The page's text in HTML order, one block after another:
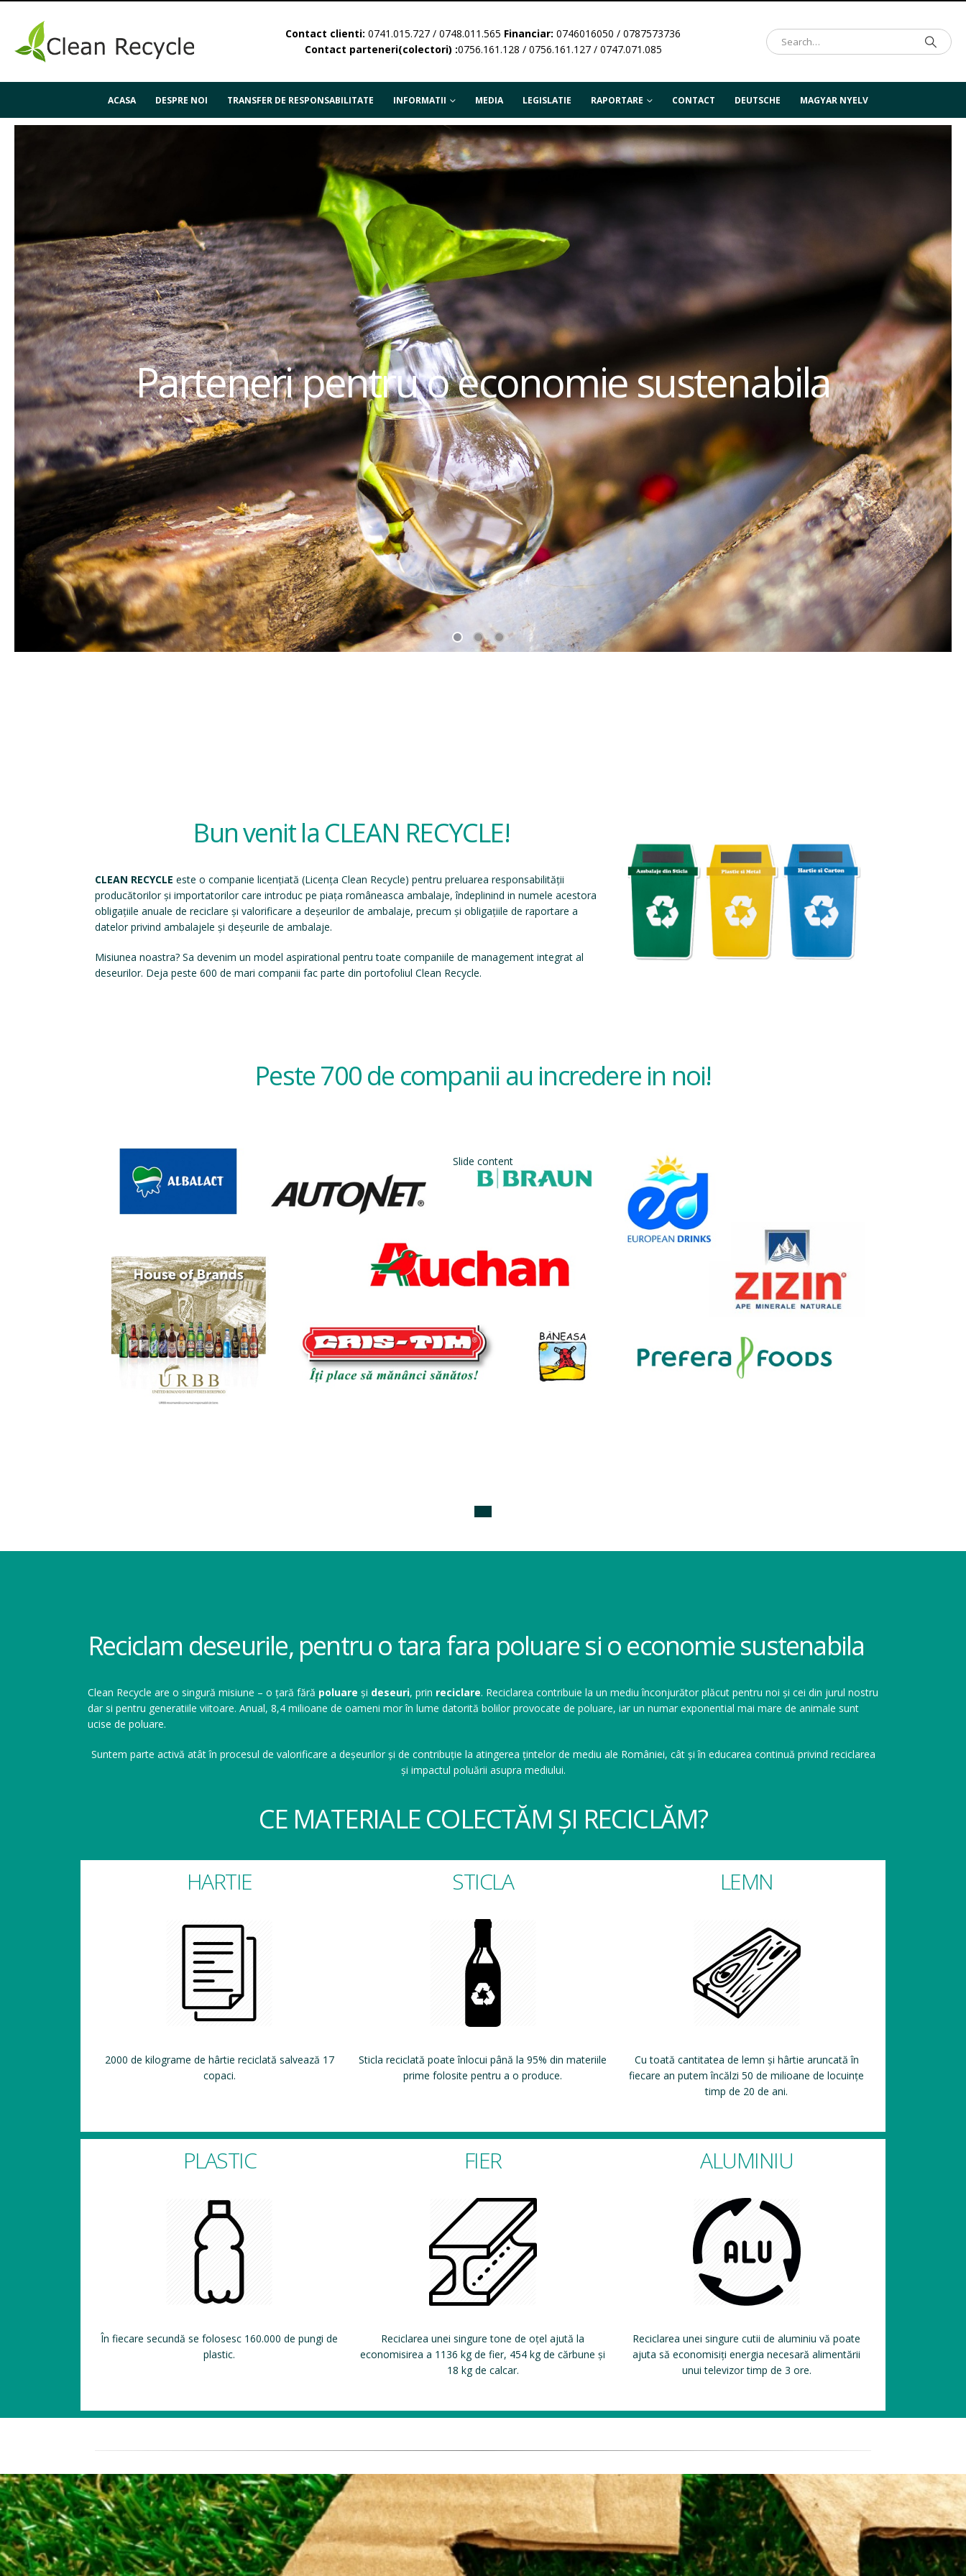
Contact clienti: 0741.015.727 / 0748.011.565 Financiar: 0746016050 / 0787573736
Contact parteneri(colectori) :0756.161.128 / 0756.161.127 / 0747.071.085
ACASA DESPRE NOI TRANSFER DE RESPONSABILITATE INFORMATII MEDIA LEGISLATIE RAPORTARE CONTACT DEUTSCHE MAGYAR NYELV
Parteneri pentru o economie sustenabila
Bun venit la CLEAN RECYCLE!
CLEAN RECYCLE este o companie licențiată (Licența Clean Recycle) pentru preluarea responsabilității
producătorilor și importatorilor care introduc pe piața româneasca ambalaje, îndeplinind in numele acestora
obligațiile anuale de reciclare și valorificare a deșeurilor de ambalaje, precum și obligațiile de raportare a
datelor privind ambalajele și deșeurile de ambalaje.
Misiunea noastra? Sa devenim un model aspirational pentru toate companiile de management integrat al
deseurilor. Deja peste 600 de mari companii fac parte din portofoliul Clean Recycle.
Peste 700 de companii au incredere in noi!
Slide content
Reciclam deseurile, pentru o tara fara poluare si o economie sustenabila
Clean Recycle are o singură misiune – o țară fără poluare și deseuri, prin reciclare. Reciclarea contribuie la un mediu înconjurător plăcut pentru noi și cei din jurul nostru
dar si pentru generatiile viitoare. Anual, 8,4 milioane de oameni mor în lume datorită bolilor provocate de poluare, iar un numar exponential mai mare de animale sunt
ucise de poluare.
Suntem parte activă atât în procesul de valorificare a deșeurilor și de contribuție la atingerea țintelor de mediu ale României, cât și în educarea continuă privind reciclarea
și impactul poluării asupra mediului.
CE MATERIALE COLECTĂM ȘI RECICLĂM?
HARTIE
2000 de kilograme de hârtie reciclată salvează 17
copaci.
STICLA
Sticla reciclată poate înlocui până la 95% din materiile
prime folosite pentru a o produce.
LEMN
Cu toată cantitatea de lemn și hârtie aruncată în
fiecare an putem încălzi 50 de milioane de locuințe
timp de 20 de ani.
PLASTIC
În fiecare secundă se folosesc 160.000 de pungi de
plastic.
FIER
Reciclarea unei singure tone de oțel ajută la
economisirea a 1136 kg de fier, 454 kg de cărbune și
18 kg de calcar.
ALUMINIU
Reciclarea unei singure cutii de aluminiu vă poate
ajuta să economisiți energia necesară alimentării
unui televizor timp de 3 ore.